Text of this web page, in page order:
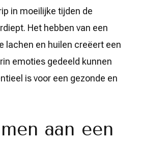
in moeilijke tijden de
Het hebben van een
lachen en huilen creëert een
emoties gedeeld kunnen
is voor een gezonde en
aan een